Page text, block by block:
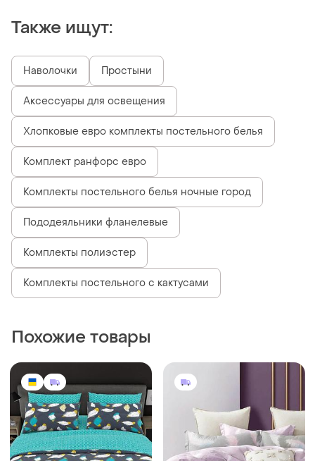
Также ищут:
Наволочки Простыни
Аксессуары для освещения
Хлопковые евро комплекты постельного белья
Комплект ранфорс евро
Комплекты постельного белья ночные город
Пододеяльники фланелевые
Комплекты полиэстер
Комплекты постельного с кактусами
Похожие товары